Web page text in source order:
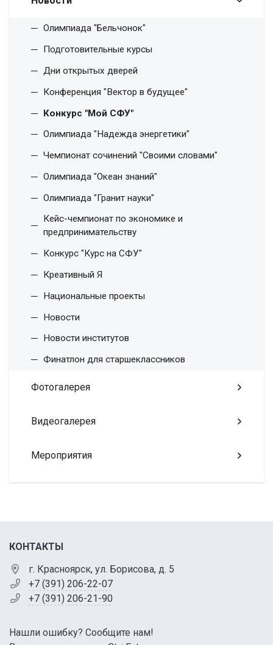
Олимпиада "Бельчонок"
Подготовительные курсы
Дни открытых дверей
Конференция "Вектор в будущее"
Конкурс "Мой СФУ"
Олимпиада "Надежда энергетики"
Чемпионат сочинений "Своими словами"
Олимпиада "Океан знаний"
Олимпиада "Гранит науки"
Кейс-чемпионат по экономике и
предпринимательству
Конкурс "Курс на СФУ"
Креативный Я
Национальные проекты
Новости
Новости институтов
Финатлон для старшеклассников
Фотогалерея
Видеогалерея
Мероприятия
КОНТАКТЫ
г. Красноярск, ул. Борисова, д. 5
+7 (391) 206-22-07
+7 (391) 206-21-90
Нашли ошибку? Сообщите нам!